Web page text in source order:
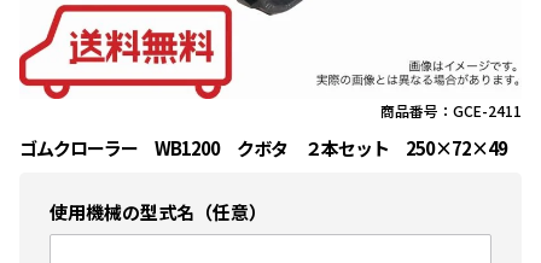
商品番号：GCE-2411
ゴムクローラー WB1200 クボタ ２本セット 250×72×49
使用機械の型式名（任意）